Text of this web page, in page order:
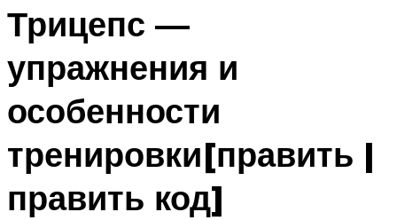
Трицепс —
упражнения и
особенности
тренировки[править |
править код]